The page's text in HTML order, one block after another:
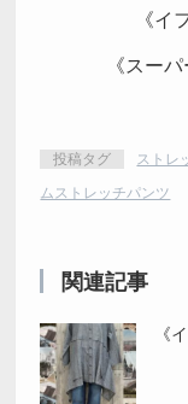
《イ
《スー
投稿タグ ストレ
ムストレッチパンツ
関連記事
《